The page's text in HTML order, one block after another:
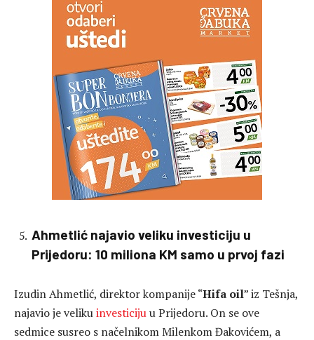
Ahmetlić najavio veliku investiciju u
Prijedoru: 10 miliona KM samo u prvoj fazi
Izudin Ahmetlić, direktor kompanije “Hifa oil” iz Tešnja,
najavio je velikuinvesticijuu Prijedoru. On se ove
sedmice susreo s načelnikom Milenkom Đakovićem, a